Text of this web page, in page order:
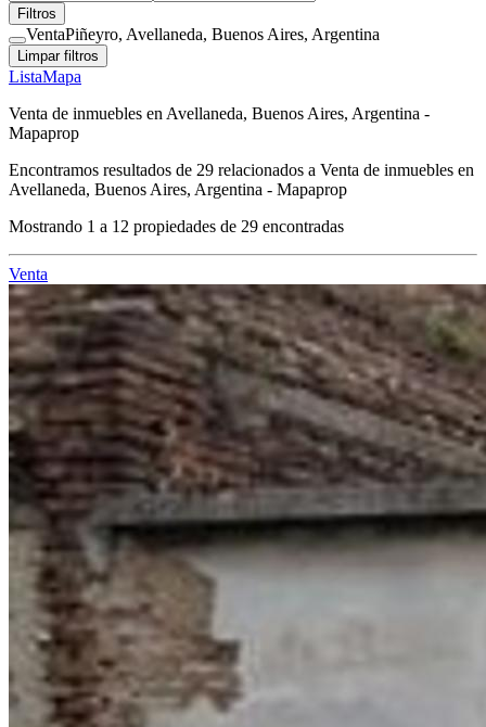
Filtros
VentaPiñeyro, Avellaneda, Buenos Aires, Argentina
Limpar filtros
ListaMapa
Venta de inmuebles en Avellaneda, Buenos Aires, Argentina -
Mapaprop
Encontramos resultados de 29 relacionados a Venta de inmuebles en
Avellaneda, Buenos Aires, Argentina - Mapaprop
Mostrando 1 a 12 propiedades de 29 encontradas
Venta